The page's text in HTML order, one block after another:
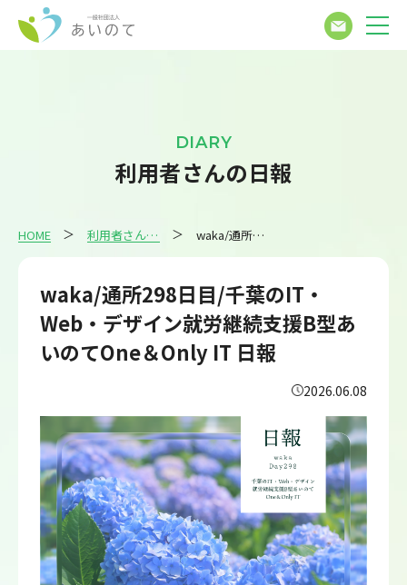
DIARY
利用者さんの日報
HOME 利用者さんの日報 waka/通所298日目/千葉のIT・Web・デザイン就労継続支援B型あいのてOne＆Only IT 日報
waka/通所298日目/千葉のIT・
Web・デザイン就労継続支援B型あ
いのてOne＆Only IT 日報
2026.06.08